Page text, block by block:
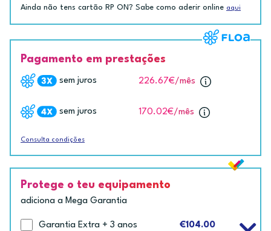
Ainda não tens cartão RP ON? Sabe como aderir online aqui
Pagamento em prestações
sem juros 226.67€/mês
sem juros 170.02€/mês
Consulta condições
Protege o teu equipamento
adiciona a Mega Garantia
Garantia Extra + 3 anos
€104.00